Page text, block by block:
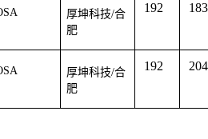
厚坤科技/合
肥
192 183
厚坤科技/合
肥
192 204